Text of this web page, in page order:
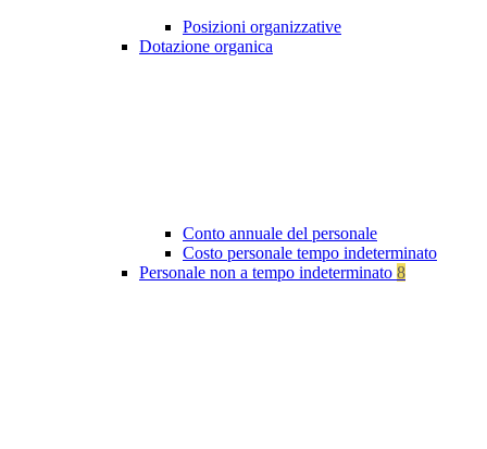
Posizioni organizzative
Dotazione organica
Conto annuale del personale
Costo personale tempo indeterminato
Personale non a tempo indeterminato 8